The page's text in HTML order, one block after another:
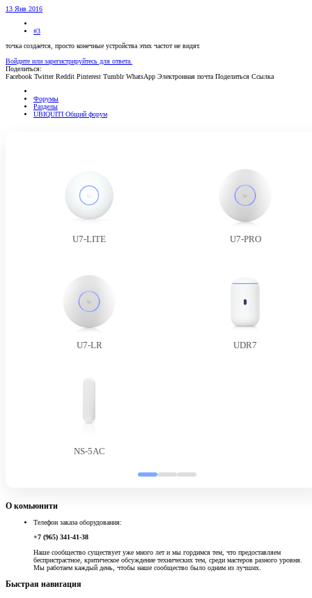
13 Янв 2016
#3
точка создается, просто конечные устройства этих частот не видят.
Войдите или зарегистрируйтесь для ответа.
Поделиться:
Facebook Twitter Reddit Pinterest Tumblr WhatsApp Электронная почта Поделиться Ссылка
Форумы
Разделы
UBIQUITI Общий форум
U7-LITE U7-PRO
U7-LR UDR7
NS-5AC
О комьюнити
Телефон заказа оборудования:
+7 (965) 341-41-38
Наше сообщество существует уже много лет и мы гордимся тем, что предоставляем
беспристрастное, критическое обсуждение технических тем, среди мастеров разного уровня.
Мы работаем каждый день, чтобы наше сообщество было одним из лучших.
Быстрая навигация